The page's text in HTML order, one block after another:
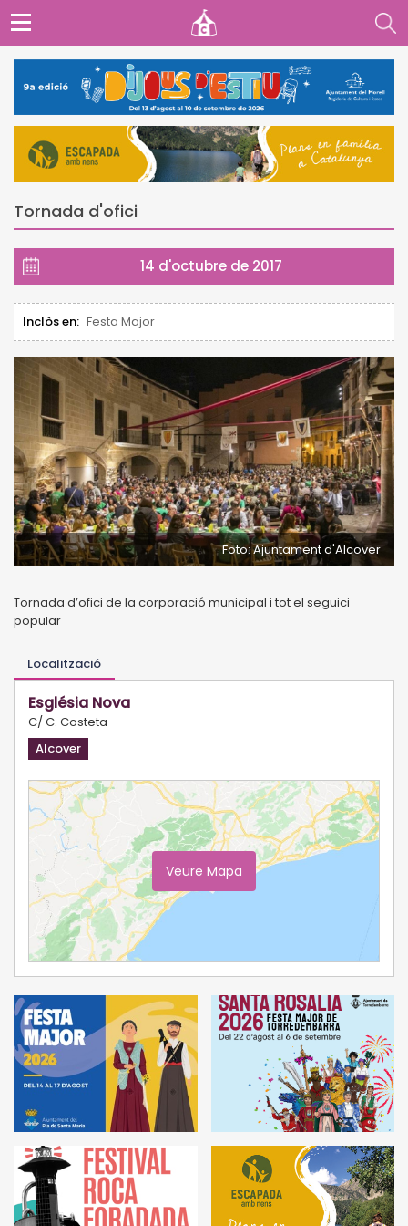
Tornada d'ofici
14 d'octubre de 2017
Inclòs en: Festa Major
Foto: Ajuntament d'Alcover
Tornada d’ofici de la corporació municipal i tot el seguici
popular
Localització
Església Nova
C/ C. Costeta
Alcover
Veure Mapa